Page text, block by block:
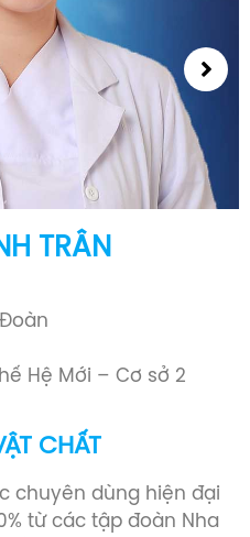
TRÂN
Hệ Mới – Cơ sở 2
CHẤT
chuyên dùng hiện đại
từ các tập đoàn Nha